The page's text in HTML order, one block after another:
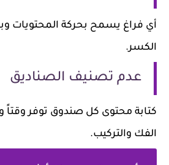
أي فراغ يسمح بحركة المحتويات
الكسر.
عدم تصنيف الصناديق
كتابة محتوى كل صندوق توفر وقتاً
الفك والتركيب.